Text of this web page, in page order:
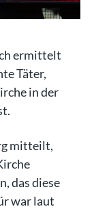
ermittelt
Täter,
in der
mitteilt,
das diese
war laut